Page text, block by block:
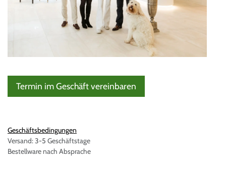
Termin im Geschäft vereinbaren
Geschäftsbedingungen
Versand: 3-5 Geschäftstage
Bestellware nach Absprache